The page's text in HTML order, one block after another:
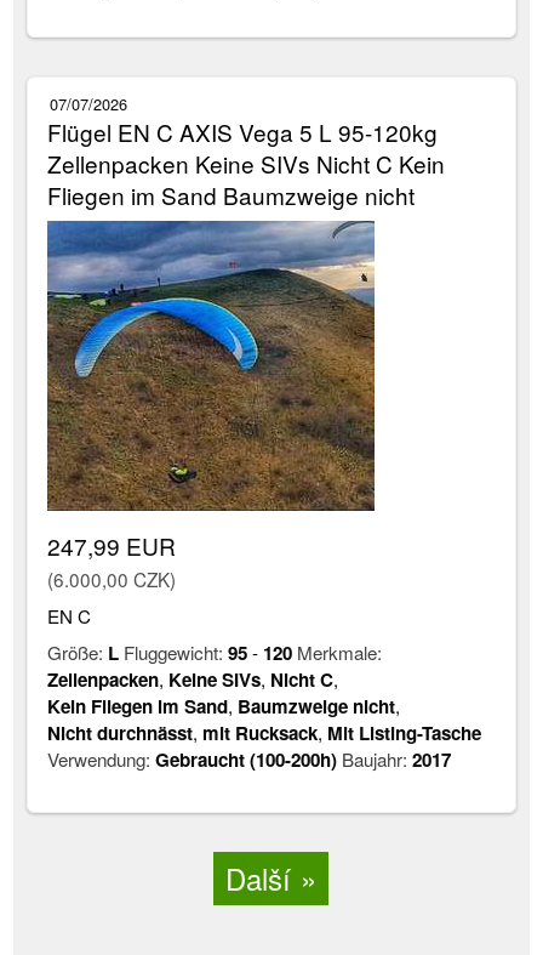
07/07/2026
Flügel EN C AXIS Vega 5 L 95-120kg
Zellenpacken Keine SIVs Nicht C Kein
Fliegen im Sand Baumzweige nicht
247,99 EUR
(6.000,00 CZK)
EN C
Größe: L Fluggewicht:95- 120 Merkmale:
Zellenpacken, Keine SIVs, Nicht C,
Kein Fliegen im Sand, Baumzweige nicht,
Nicht durchnässt, mit Rucksack, Mit Listing-Tasche
Verwendung:Gebraucht (100-200h) Baujahr:2017
Další